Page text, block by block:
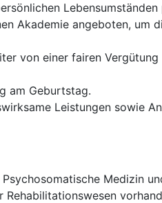
Lebensumständen
Akademie angeboten, um
von einer fairen
am Geburtstag.
Leistungen sowie
Medizin